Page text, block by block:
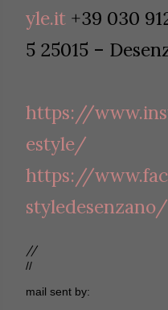
yle.it +39 030
5 25015 –
https://
estyle/
https://
styledesenzano/
//
//
mail sent by: